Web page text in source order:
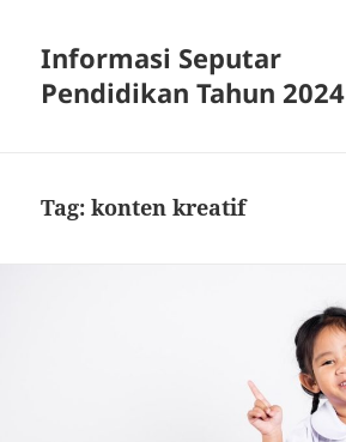
Informasi Seputar
Pendidikan Tahun 2024
Tag:konten kreatif